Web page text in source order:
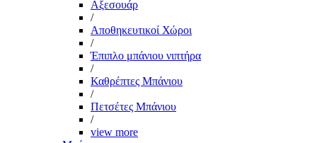
Αξεσουάρ
/
Αποθηκευτικοί Χώροι
/
Έπιπλο μπάνιου νιπτήρα
/
Καθρέπτες Μπάνιου
/
Πετσέτες Μπάνιου
/
view more